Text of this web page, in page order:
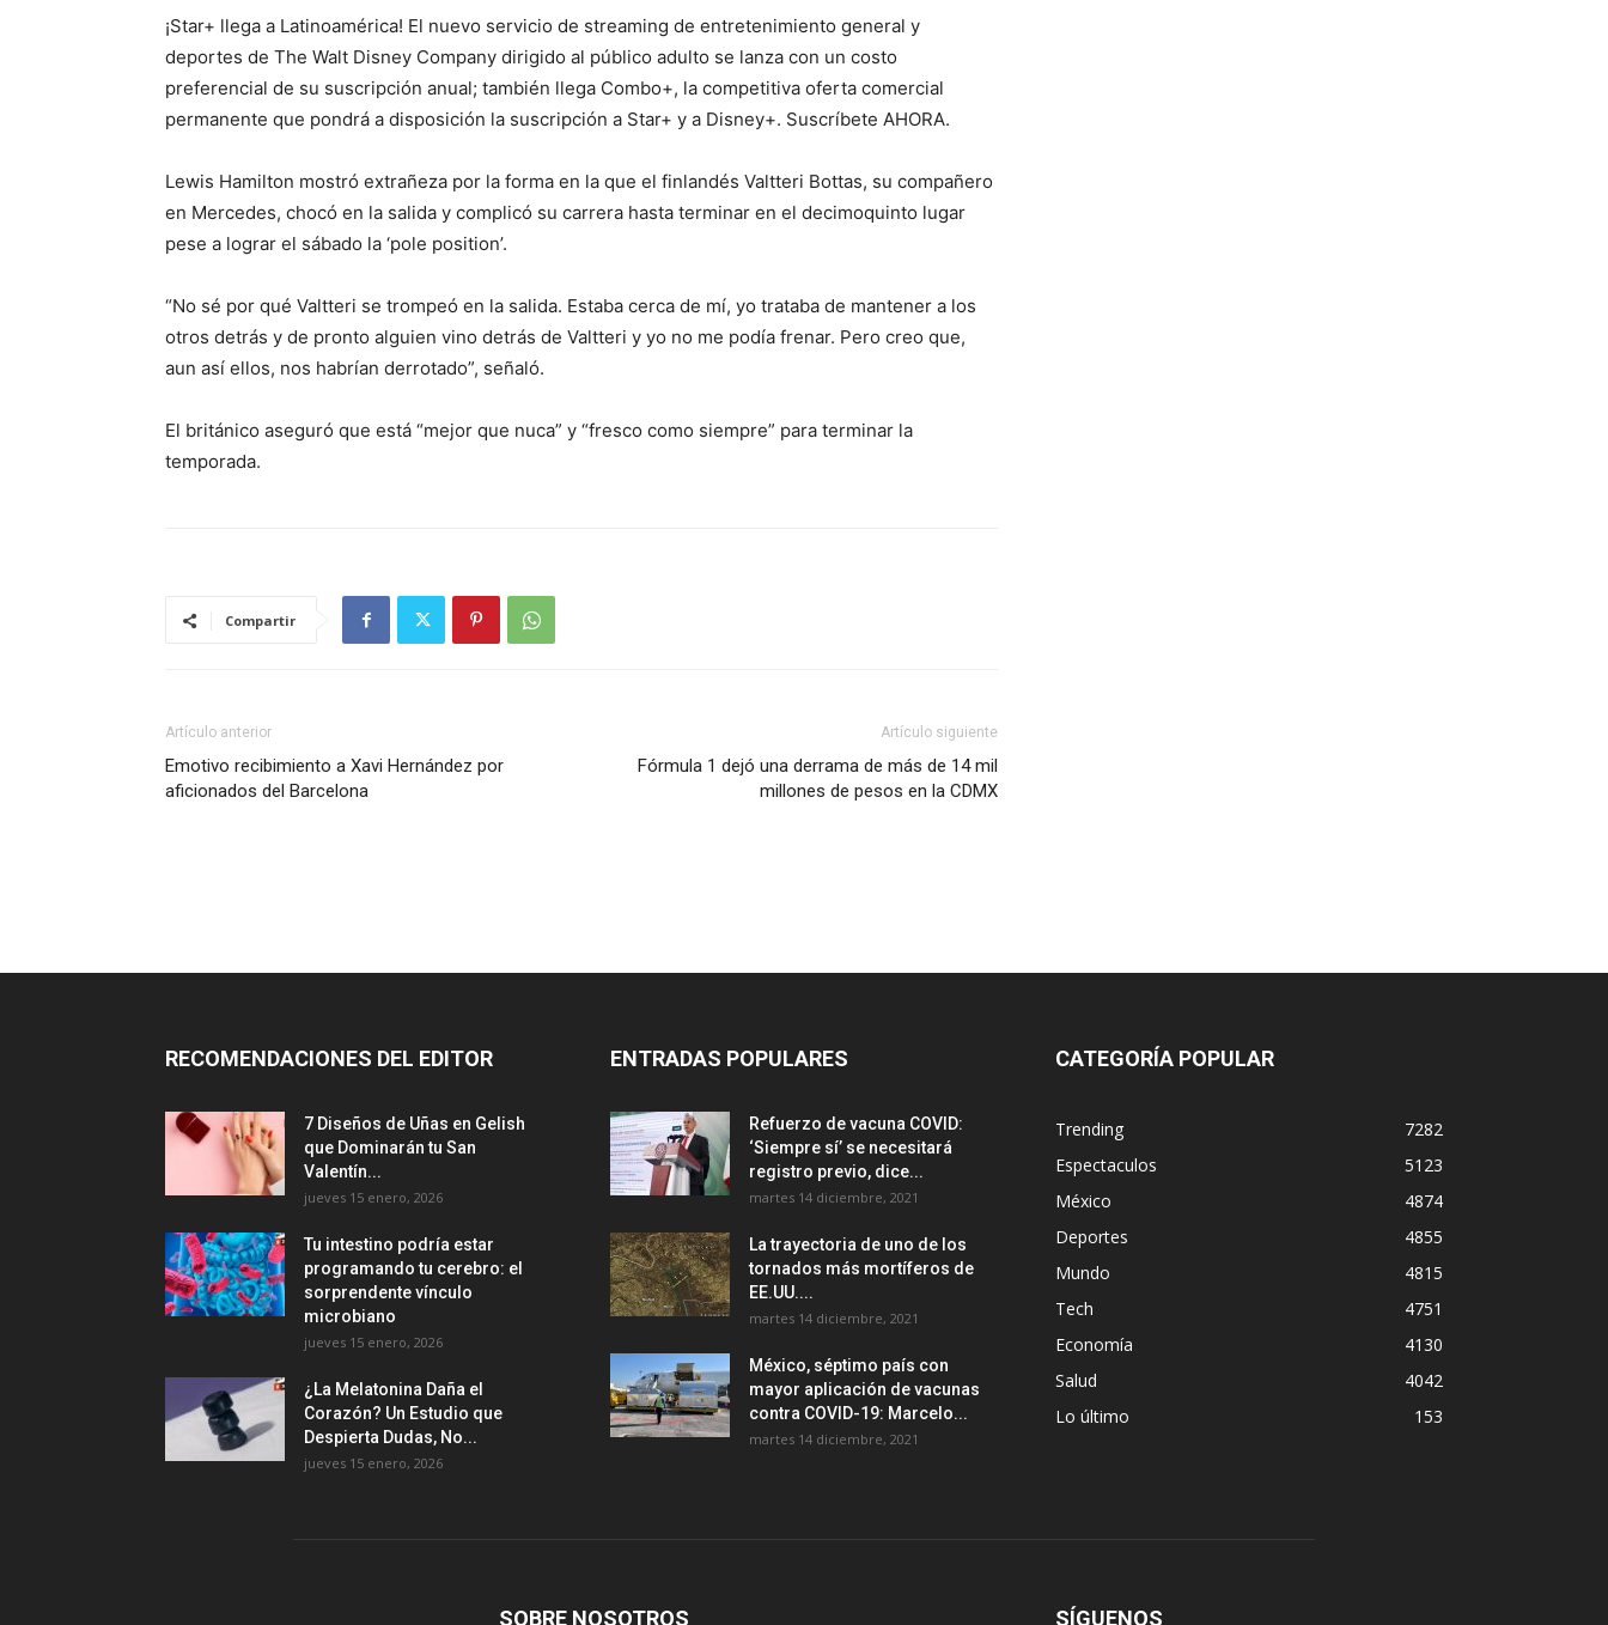
¡Star+ llega a Latinoamérica! El nuevo servicio de streaming de entretenimiento general y
deportes de The Walt Disney Company dirigido al público adulto se lanza con un costo
preferencial de su suscripción anual; también llega Combo+, la competitiva oferta comercial
permanente que pondrá a disposición la suscripción a Star+ y a Disney+. Suscríbete AHORA.
Lewis Hamilton mostró extrañeza por la forma en la que el finlandés Valtteri Bottas, su compañero
en Mercedes, chocó en la salida y complicó su carrera hasta terminar en el decimoquinto lugar
pese a lograr el sábado la ‘pole position’.
“No sé por qué Valtteri se trompeó en la salida. Estaba cerca de mí, yo trataba de mantener a los
otros detrás y de pronto alguien vino detrás de Valtteri y yo no me podía frenar. Pero creo que,
aun así ellos, nos habrían derrotado”, señaló.
El británico aseguró que está “mejor que nuca” y “fresco como siempre” para terminar la
temporada.
Compartir
Artículo anterior
Emotivo recibimiento a Xavi Hernández por
aficionados del Barcelona
Artículo siguiente
Fórmula 1 dejó una derrama de más de 14 mil
millones de pesos en la CDMX
RECOMENDACIONES DEL EDITOR
7 Diseños de Uñas en Gelish
que Dominarán tu San
Valentín...
jueves 15 enero, 2026
Tu intestino podría estar
programando tu cerebro: el
sorprendente vínculo
microbiano
jueves 15 enero, 2026
¿La Melatonina Daña el
Corazón? Un Estudio que
Despierta Dudas, No...
jueves 15 enero, 2026
ENTRADAS POPULARES
Refuerzo de vacuna COVID:
‘Siempre sí’ se necesitará
registro previo, dice...
martes 14 diciembre, 2021
La trayectoria de uno de los
tornados más mortíferos de
EE.UU....
martes 14 diciembre, 2021
México, séptimo país con
mayor aplicación de vacunas
contra COVID-19: Marcelo...
martes 14 diciembre, 2021
CATEGORÍA POPULAR
Trending
7282
Espectaculos
5123
México
4874
Deportes
4855
Mundo
4815
Tech
4751
Economía
4130
Salud
4042
Lo último
153
SOBRE NOSOTROS SÍGUENOS